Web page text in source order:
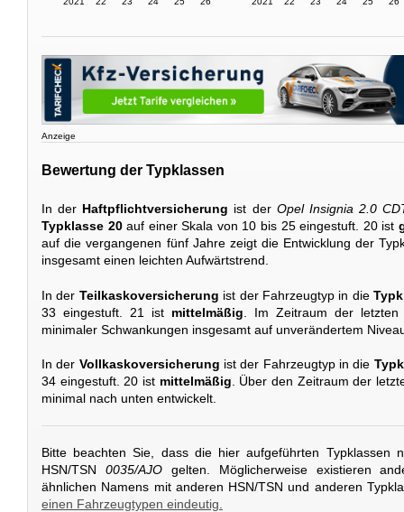
Anzeige
Bewertung der Typklassen
In der Haftpflichtversicherung ist der Opel Insignia 2.0
Typklasse 20auf einer Skala von 10 bis 25 eingestuft. 20 ist
auf die vergangenen fünf Jahre zeigt die Entwicklung der
insgesamt einen leichten Aufwärtstrend.
In der Teilkaskoversicherung ist der Fahrzeugtyp in die
33 eingestuft. 21 ist mittelmäßig . Im Zeitraum der
minimaler Schwankungen insgesamt auf unverändertem
In der Vollkaskoversicherung ist der Fahrzeugtyp in die
34 eingestuft. 20 ist mittelmäßig. Über den Zeitraum der
minimal nach unten entwickelt.
Bitte beachten Sie, dass die hier aufgeführten Typklassen
HSN/TSN 0035/AJOgelten. Möglicherweise existieren
ähnlichen Namens mit anderen HSN/TSN und anderen
einen Fahrzeugtypen eindeutig.